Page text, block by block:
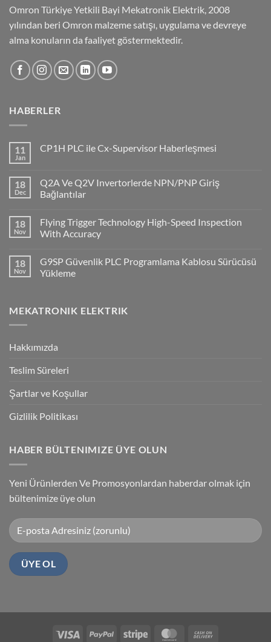
Omron Türkiye Yetkili Bayi Mekatronik Elektrik, 2008
yılından beri Omron malzeme satışı, uygulama ve devreye
alma konuların da faaliyet göstermektedir.
HABERLER
11
Jan
CP1H PLC ile Cx-Supervisor Haberleşmesi
CP1H
PLC
ile
Haberleşmesi
18
Dec
Q2A Ve Q2V Invertorlerde NPN/PNP Giriş
Bağlantılar
on
Q2A
Ve
NPN/PNP
Giriş
Bağlantılar
18
Nov
Flying Trigger Technology High-Speed Inspection
With Accuracy
on
Flying
Trigger
Inspection
With
18
Nov
G9SP Güvenlik PLC Programlama Kablosu Sürücüsü
Yükleme
G9SP
Güvenlik
Sürücüsü
MEKATRONIK ELEKTRIK
Hakkımızda
Teslim Süreleri
Şartlar ve Koşullar
Gizlilik Politikası
HABER BÜLTENIMIZE ÜYE OLUN
Yeni Ürünlerden Ve Promosyonlardan haberdar olmak için
bültenimize üye olun
Visa PayPal Stripe MasterCard